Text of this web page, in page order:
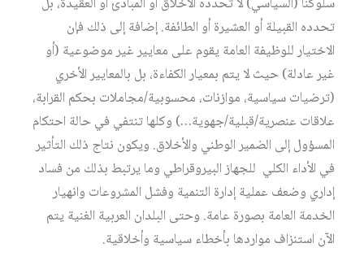
تحدده القبيلة أو العشيرة أو الطائفة. إضافة إلى ذلك فإن
الاختيار للوظيفة العامة يقوم على معايير غير موضوعية (أو
غير عادلة) حيث لا يتم بمعيار الكفاءة، بل بالمعايير الأخري
(ترضيات سياسية، موازنات، محسوبية/مجاملات بحكم القرابة،
علاقات عنصرية/قبلية/جهوية…) وكلها تنتفي في حالة احتكام
المسؤول إلى الضمير الوطني والأخلاق. ويكون نتاج ذلك التأثير
في الأداء الكلي للجهاز البيروقراطي وما يرتبط بذلك من فساد
إداري وضعف عملية إدارة التنمية وفشل المشروعات وانهيار
الخدمة العامة بصورة عامة. وحتى البلدان العربية الغنية يتم
الآن استنزاف مواردها بأخطاء سياسية وأخلاقية.